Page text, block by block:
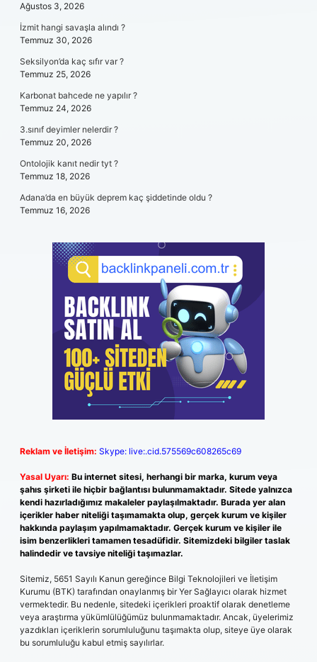
Ağustos 3, 2026
İzmit hangi savaşla alındı ?
Temmuz 30, 2026
Seksilyon’da kaç sıfır var ?
Temmuz 25, 2026
Karbonat bahcede ne yapılır ?
Temmuz 24, 2026
3.sınıf deyimler nelerdir ?
Temmuz 20, 2026
Ontolojik kanıt nedir tyt ?
Temmuz 18, 2026
Adana’da en büyük deprem kaç şiddetinde oldu ?
Temmuz 16, 2026
Reklam ve İletişim: Skype: live:.cid.575569c608265c69
Yasal Uyarı: Bu internet sitesi, herhangi bir marka, kurum veya
şahıs şirketi ile hiçbir bağlantısı bulunmamaktadır. Sitede yalnızca
kendi hazırladığımız makaleler paylaşılmaktadır. Burada yer alan
içerikler haber niteliği taşımamakta olup, gerçek kurum ve kişiler
hakkında paylaşım yapılmamaktadır. Gerçek kurum ve kişiler ile
isim benzerlikleri tamamen tesadüfidir. Sitemizdeki bilgiler taslak
halindedir ve tavsiye niteliği taşımazlar.
Sitemiz, 5651 Sayılı Kanun gereğince Bilgi Teknolojileri ve İletişim
Kurumu (BTK) tarafından onaylanmış bir Yer Sağlayıcı olarak hizmet
vermektedir. Bu nedenle, sitedeki içerikleri proaktif olarak denetleme
veya araştırma yükümlülüğümüz bulunmamaktadır. Ancak, üyelerimiz
yazdıkları içeriklerin sorumluluğunu taşımakta olup, siteye üye olarak
bu sorumluluğu kabul etmiş sayılırlar.